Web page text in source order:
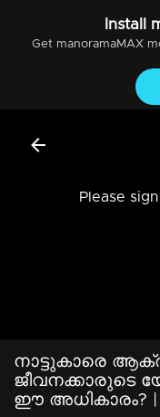
Install
Get manoramaMAX
Please
നാട്ടുകാരെ
ഈ അധികാരം? |